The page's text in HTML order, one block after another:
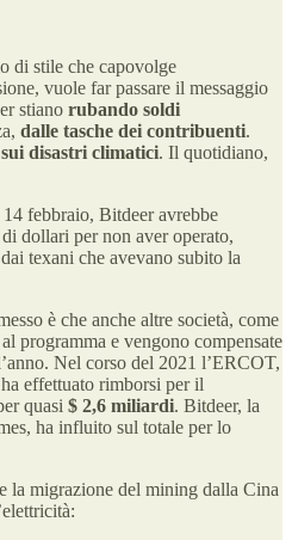
di stile che capovolge
vuole far passare il messaggio
stiano rubando soldi
dalle tasche dei contribuenti.
disastri climatici. Il quotidiano,
febbraio, Bitdeer avrebbe
dollari per non aver operato,
texani che avevano subito la
è che anche altre società, come
programma e vengono compensate
Nel corso del 2021 l’ERCOT,
effettuato rimborsi per il
quasi $ 2,6 miliardi. Bitdeer, la
ha influito sul totale per lo
la migrazione del mining dalla Cina